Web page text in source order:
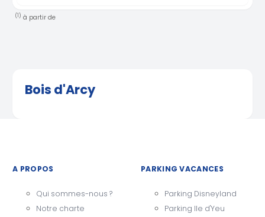
(1) à partir de
Bois d'Arcy
A PROPOS
Qui sommes-nous ?
Notre charte
PARKING VACANCES
Parking Disneyland
Parking Ile d'Yeu